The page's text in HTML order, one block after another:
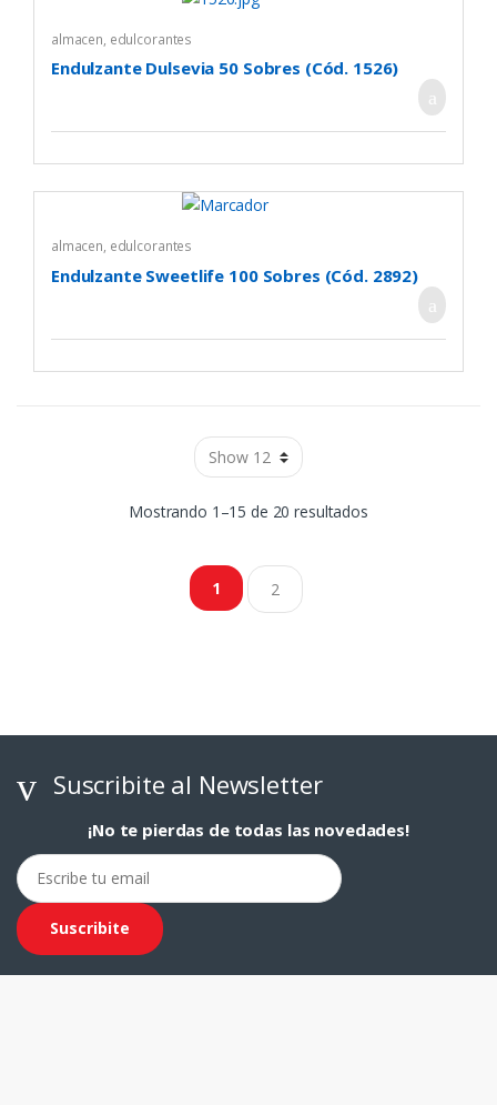
almacen, edulcorantes
Endulzante Dulsevia 50 Sobres (Cód. 1526)
almacen, edulcorantes
Endulzante Sweetlife 100 Sobres (Cód. 2892)
Mostrando 1–15 de 20 resultados
1 2
Suscribite al Newsletter
¡No te pierdas de todas las novedades!